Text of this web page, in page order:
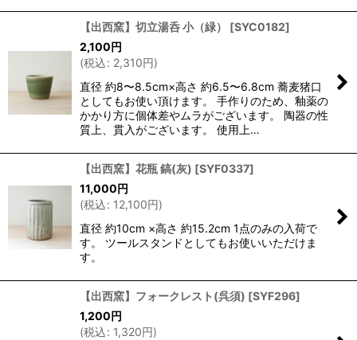
【出西窯】切立湯呑 小（緑） [SYC0182]
2,100円
(税込: 2,310円)
直径 約8〜8.5cm×高さ 約6.5〜6.8cm 蕎麦猪口
としてもお使い頂けます。 手作りのため、釉薬の
かかり方に個体差やムラがございます。 陶器の性
質上、貫入がございます。 使用上…
【出西窯】花瓶 鎬(灰) [SYF0337]
11,000円
(税込: 12,100円)
直径 約10cm ×高さ 約15.2cm 1点のみの入荷で
す。 ツールスタンドとしてもお使いいただけま
す。
【出西窯】フォークレスト(呉須) [SYF296]
1,200円
(税込: 1,320円)